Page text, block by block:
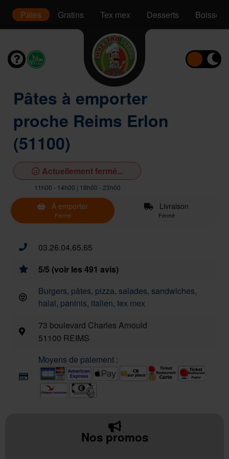
Pâtes Gratins Tex mex Desserts Boissons
Pâtes à emporter
proche Reims Erlon
(51100)
Actuellement fermé...
11h00 - 14h00 | 18h00 - 23h00
À emporter
Fermé
Livraison
Fermé
03.26.04.65.65
5/5 (voir les 491 avis)
Burgers, pâtes, pizza, salades, sandwiches,
halal, paninis, italien, tex mex
73 boulevard Charles Arnould
51100 REIMS
Moyens de paiement :
Nos promos